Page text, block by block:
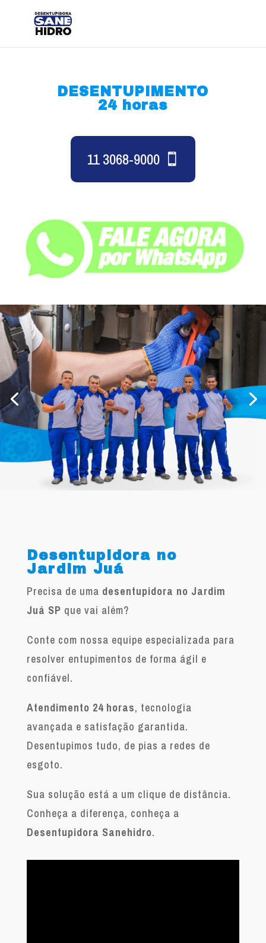
DESENTUPIMENTO
24 horas
11 3068-9000
Desentupidora no
Jardim Juá
Precisa de uma desentupidora no Jardim
Juá SP que vai além?
Conte com nossa equipe especializada para
resolver entupimentos de forma ágil e
confiável.
Atendimento 24 horas, tecnologia
avançada e satisfação garantida.
Desentupimos tudo, de pias a redes de
esgoto.
Sua solução está a um clique de distância.
Conheça a diferença, conheça a
Desentupidora Sanehidro.